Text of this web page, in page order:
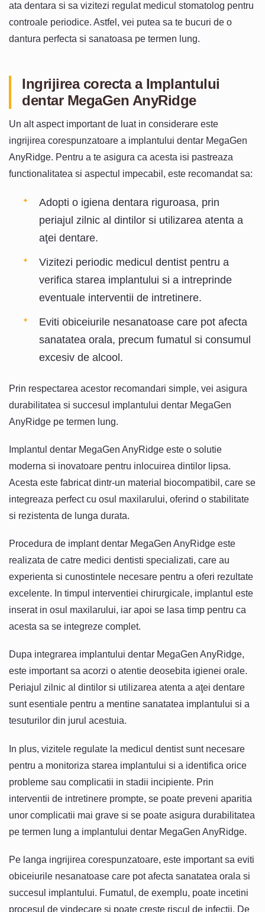
ata dentara si sa vizitezi regulat medicul stomatolog pentru
controale periodice. Astfel, vei putea sa te bucuri de o
dantura perfecta si sanatoasa pe termen lung.
Ingrijirea corecta a Implantului
dentar MegaGen AnyRidge
Un alt aspect important de luat in considerare este
ingrijirea corespunzatoare a implantului dentar MegaGen
AnyRidge. Pentru a te asigura ca acesta isi pastreaza
functionalitatea si aspectul impecabil, este recomandat sa:
Adopti o igiena dentara riguroasa, prin
periajul zilnic al dintilor si utilizarea atenta a
aţei dentare.
Vizitezi periodic medicul dentist pentru a
verifica starea implantului si a intreprinde
eventuale interventii de intretinere.
Eviti obiceiurile nesanatoase care pot afecta
sanatatea orala, precum fumatul si consumul
excesiv de alcool.
Prin respectarea acestor recomandari simple, vei asigura
durabilitatea si succesul implantului dentar MegaGen
AnyRidge pe termen lung.
Implantul dentar MegaGen AnyRidge este o solutie
moderna si inovatoare pentru inlocuirea dintilor lipsa.
Acesta este fabricat dintr-un material biocompatibil, care se
integreaza perfect cu osul maxilarului, oferind o stabilitate
si rezistenta de lunga durata.
Procedura de implant dentar MegaGen AnyRidge este
realizata de catre medici dentisti specializati, care au
experienta si cunostintele necesare pentru a oferi rezultate
excelente. In timpul interventiei chirurgicale, implantul este
inserat in osul maxilarului, iar apoi se lasa timp pentru ca
acesta sa se integreze complet.
Dupa integrarea implantului dentar MegaGen AnyRidge,
este important sa acorzi o atentie deosebita igienei orale.
Periajul zilnic al dintilor si utilizarea atenta a aţei dentare
sunt esentiale pentru a mentine sanatatea implantului si a
tesuturilor din jurul acestuia.
In plus, vizitele regulate la medicul dentist sunt necesare
pentru a monitoriza starea implantului si a identifica orice
probleme sau complicatii in stadii incipiente. Prin
interventii de intretinere prompte, se poate preveni aparitia
unor complicatii mai grave si se poate asigura durabilitatea
pe termen lung a implantului dentar MegaGen AnyRidge.
Pe langa ingrijirea corespunzatoare, este important sa eviti
obiceiurile nesanatoase care pot afecta sanatatea orala si
succesul implantului. Fumatul, de exemplu, poate incetini
procesul de vindecare si poate creste riscul de infectii. De